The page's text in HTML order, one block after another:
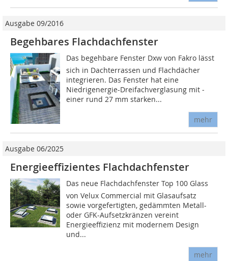
Ausgabe 09/2016
Begehbares Flachdachfenster
Das begehbare Fenster Dxw von Fakro lässt
sich in Dachterrassen und Flachdächer
integrieren. Das Fenster hat eine
Niedrigenergie-Dreifachverglasung mit ­
einer rund 27 mm starken...
mehr
Ausgabe 06/2025
Energieeffizientes Flachdachfenster
Das neue Flachdachfenster Top 100 Glass
von Velux Commercial mit Glasaufsatz
sowie vorgefertigten, gedämmten Metall-
oder GFK-Aufsetzkränzen vereint
Energieeffizienz mit modernem Design
und...
mehr